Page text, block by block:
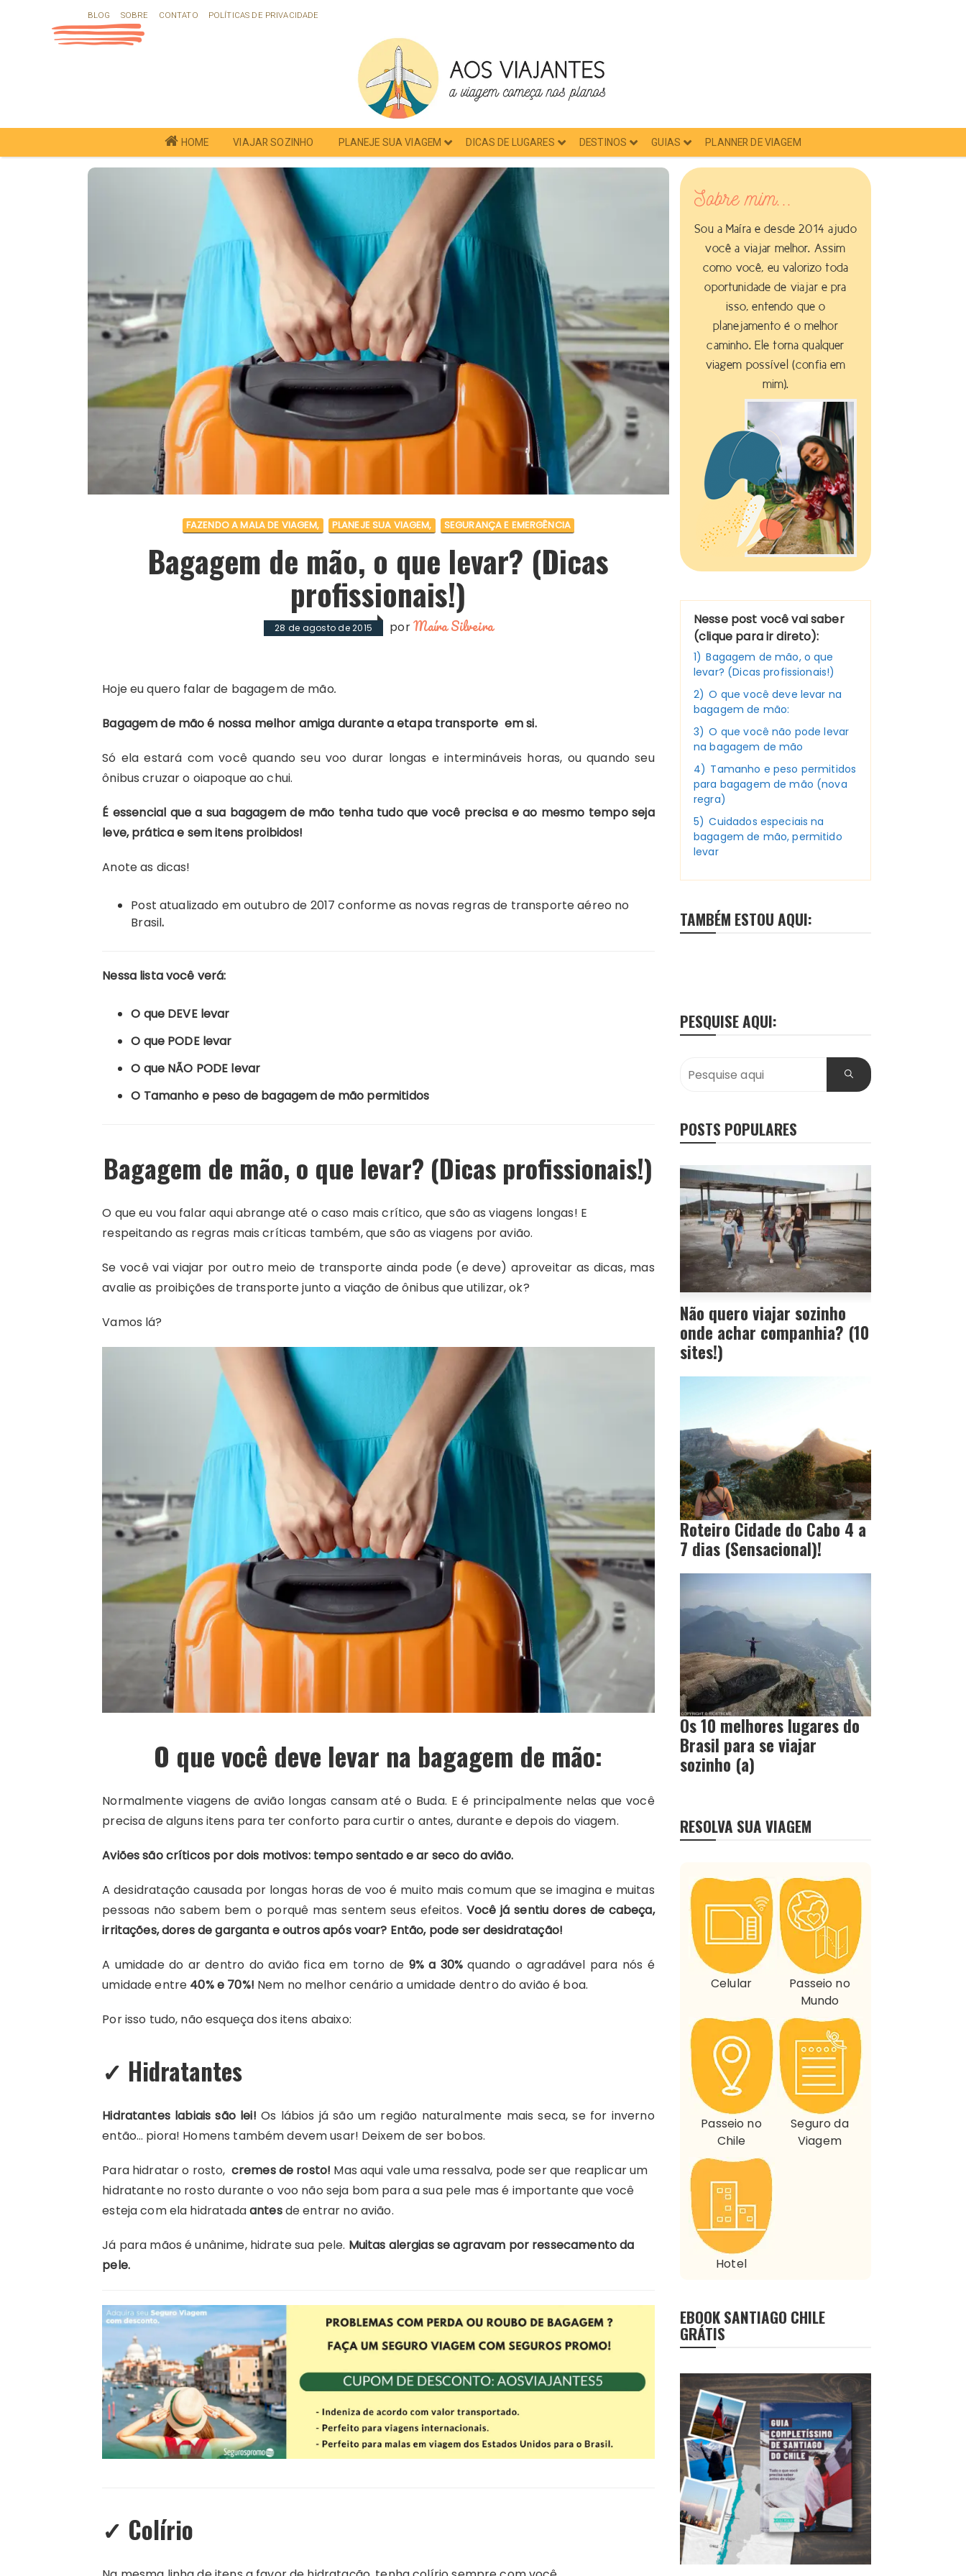
BLOG SOBRE CONTATO POLÍTICAS DE PRIVACIDADE
HOME VIAJAR SOZINHO PLANEJE SUA VIAGEM DICAS DE LUGARES DESTINOS GUIAS PLANNER DE VIAGEM
28 de agosto de 2015 porMaíra Silveira
FAZENDO A MALA DE VIAGEM PLANEJE SUA VIAGEM SEGURANÇA E EMERGÊNCIA
Bagagem de mão, o que levar? (Dicas
profissionais!)
Hoje eu quero falar de bagagem de mão.
Bagagem de mão é nossa melhor amiga durante a etapa transporte em si.
Só ela estará com você quando seu voo durar longas e intermináveis horas, ou quando seu
ônibus cruzar o oiapoque ao chui.
É essencial que a sua bagagem de mão tenha tudo que você precisa e ao mesmo tempo seja
leve, prática e sem itens proibidos!
Anote as dicas!
Post atualizado em outubro de 2017 conforme as novas regras de transporte aéreo no
Brasil.
Nessa lista você verá:
O que DEVE levar
O que PODE levar
O que NÃO PODE levar
O Tamanho e peso de bagagem de mão permitidos
Bagagem de mão, o que levar? (Dicas profissionais!)
O que eu vou falar aqui abrange até o caso mais crítico, que são as viagens longas! E
respeitando as regras mais críticas também, que são as viagens por avião.
Se você vai viajar por outro meio de transporte ainda pode (e deve) aproveitar as dicas, mas
avalie as proibições de transporte junto a viação de ônibus que utilizar, ok?
Vamos lá?
O que você deve levar na bagagem de mão:
Normalmente viagens de avião longas cansam até o Buda. E é principalmente nelas que você
precisa de alguns itens para ter conforto para curtir o antes, durante e depois do viagem.
Aviões são críticos por dois motivos: tempo sentado e ar seco do avião.
A desidratação causada por longas horas de voo é muito mais comum que se imagina e muitas
pessoas não sabem bem o porquê mas sentem seus efeitos. Você já sentiu dores de cabeça,
irritações, dores de garganta e outros após voar? Então, pode ser desidratação!
A umidade do ar dentro do avião fica em torno de 9% a 30%quando o agradável para nós é
umidade entre 40% e 70%! Nem no melhor cenário a umidade dentro do avião é boa.
Por isso tudo, não esqueça dos itens abaixo:
✓ Hidratantes
Hidratantes labiais são lei! Os lábios já são um região naturalmente mais seca, se for inverno
então… piora! Homens também devem usar! Deixem de ser bobos.
Para hidratar o rosto, cremes de rosto! Mas aqui vale uma ressalva, pode ser que reaplicar um
hidratante no rosto durante o voo não seja bom para a sua pele mas é importante que você
esteja com ela hidratadaantesde entrar no avião.
Já para mãos é unânime, hidrate sua pele. Muitas alergias se agravam por ressecamento da
pele.
✓ Colírio
Sobre mim...
Sou a Maíra e desde 2014 ajudo
você a viajar melhor. Assim
como você, eu valorizo toda
oportunidade de viajar e pra
isso, entendo que o
planejamento é o melhor
caminho. Ele torna qualquer
viagem possível (confia em
mim).
Nesse post você vai saber
(clique para ir direto):
1) Bagagem de mão, o que
levar? (Dicas profissionais!)
2) O que você deve levar na
bagagem de mão:
3) O que você não pode levar
na bagagem de mão
4) Tamanho e peso permitidos
para bagagem de mão (nova
regra)
5) Cuidados especiais na
bagagem de mão, permitido
levar
TAMBÉM ESTOU AQUI:
PESQUISE AQUI:
POSTS POPULARES
Não quero viajar sozinho
onde achar companhia? (10
sites!)
Roteiro Cidade do Cabo 4 a
7 dias (Sensacional)!
Os 10 melhores lugares do
Brasil para se viajar
sozinho (a)
RESOLVA SUA VIAGEM
Celular
Passeio no
Mundo
Passeio no
Chile
Seguro da
Viagem
Hotel
EBOOK SANTIAGO CHILE
GRÁTIS